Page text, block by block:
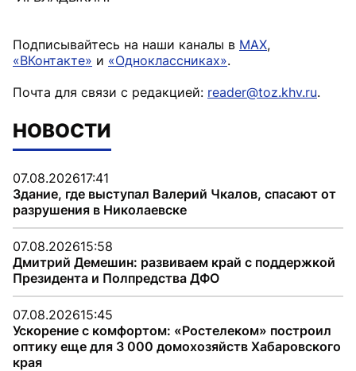
Подписывайтесь на наши каналы в MAX,
«ВКонтакте» и «Одноклассниках».
Почта для связи с редакцией: reader@toz.khv.ru.
НОВОСТИ
07.08.202617:41
Здание, где выступал Валерий Чкалов, спасают от
разрушения в Николаевске
07.08.202615:58
Дмитрий Демешин: развиваем край с поддержкой
Президента и Полпредства ДФО
07.08.202615:45
Ускорение с комфортом: «Ростелеком» построил
оптику еще для 3 000 домохозяйств Хабаровского
края